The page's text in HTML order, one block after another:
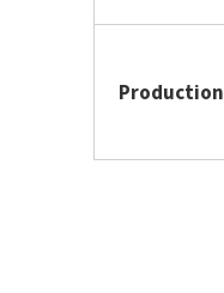
Production